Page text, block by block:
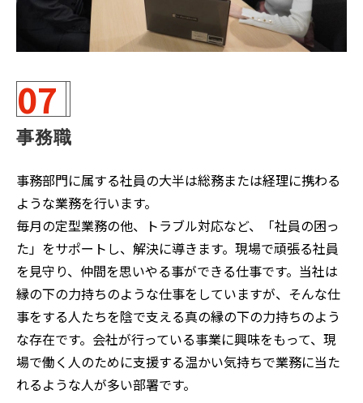
07
事務職
事務部門に属する社員の大半は総務または経理に携わる
ような業務を行います。
毎月の定型業務の他、トラブル対応など、「社員の困っ
た」をサポートし、解決に導きます。現場で頑張る社員
を見守り、仲間を思いやる事ができる仕事です。当社は
縁の下の力持ちのような仕事をしていますが、そんな仕
事をする人たちを陰で支える真の縁の下の力持ちのよう
な存在です。会社が行っている事業に興味をもって、現
場で働く人のために支援する温かい気持ちで業務に当た
れるような人が多い部署です。